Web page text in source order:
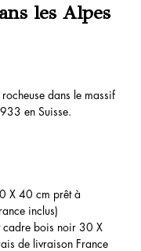
les Alpes
rocheuse dans le massif
en Suisse.
X 40 cm prêt à
inclus)
cadre bois noir 30 X
de livraison France